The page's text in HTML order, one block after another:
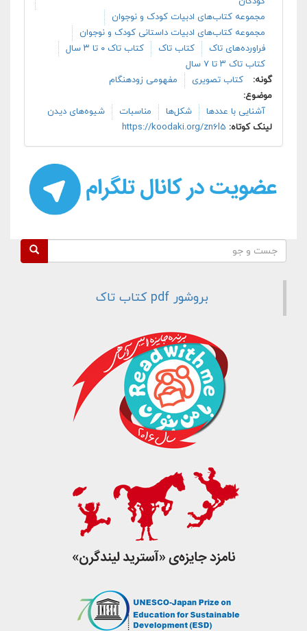
مجموعه کتاب‌های ادبیات کودک و نوجوان
مجموعه کتاب‌های ادبیات داستانی کودک و نوجوان
فراورده‌های تاک
کتاب تاک
کتاب تاک ۰ تا ۳ سال
کتاب تاک ۳ تا ۷ سال
گونه:
کتاب تصویری
مفهومی زودهنگام
موضوع:
آشنایی با عددها
شکل‌ها مناسبات
شیوه‌های دیدن
لینک کوتاه: https://koodaki.org/zn6l5
فرم جستجو
بروشور pdf کتاب تاک